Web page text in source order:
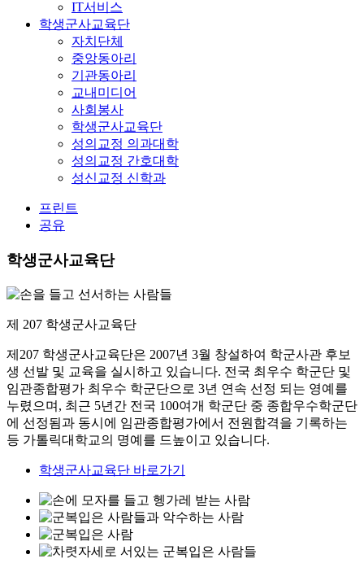
IT서비스
학생군사교육단
자치단체
중앙동아리
기관동아리
교내미디어
사회봉사
학생군사교육단
성의교정 의과대학
성의교정 간호대학
성신교정 신학과
프린트
공유
학생군사교육단
제 207 학생군사교육단
제207 학생군사교육단은 2007년 3월 창설하여 학군사관 후보
생 선발 및 교육을 실시하고 있습니다. 전국 최우수 학군단 및
임관종합평가 최우수 학군단으로 3년 연속 선정 되는 영예를
누렸으며, 최근 5년간 전국 100여개 학군단 중 종합우수학군단
에 선정됨과 동시에 임관종합평가에서 전원합격을 기록하는
등 가톨릭대학교의 명예를 드높이고 있습니다.
학생군사교육단 바로가기